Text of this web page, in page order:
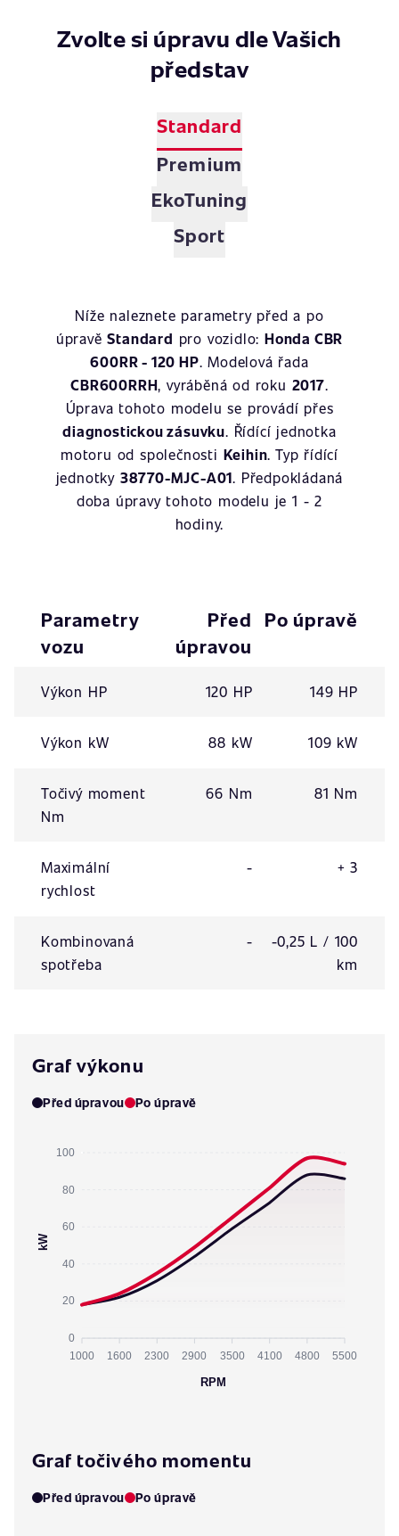
Zvolte si úpravu dle Vašich
představ
Standard
Premium
EkoTuning
Sport
Níže naleznete parametry před a po
úpravěStandard pro vozidlo: Honda CBR
600RR - 120 HP. Modelová řada
CBR600RRH, vyráběná od roku 2017.
Úprava tohoto modelu se provádí přes
diagnostickou zásuvku. Řídící jednotka
motoru od společnosti Keihin. Typ řídící
jednotky 38770-MJC-A01. Předpokládaná
doba úpravy tohoto modelu je 1 - 2
hodiny.
Parametry
vozu
Před
úpravou
Po úpravě
Výkon HP 120 HP 149 HP
Výkon kW 88 kW 109 kW
Točivý moment
Nm
66 Nm 81 Nm
Maximální
rychlost
- + 3
Kombinovaná
spotřeba
-
-0,25 L / 100
km
Graf výkonu
Před úpravou Po úpravě
100
80
60
40
20
0
kW
1000 1600 2300 2900 3500 4100 4800 5500
RPM
Graf točivého momentu
Před úpravou Po úpravě